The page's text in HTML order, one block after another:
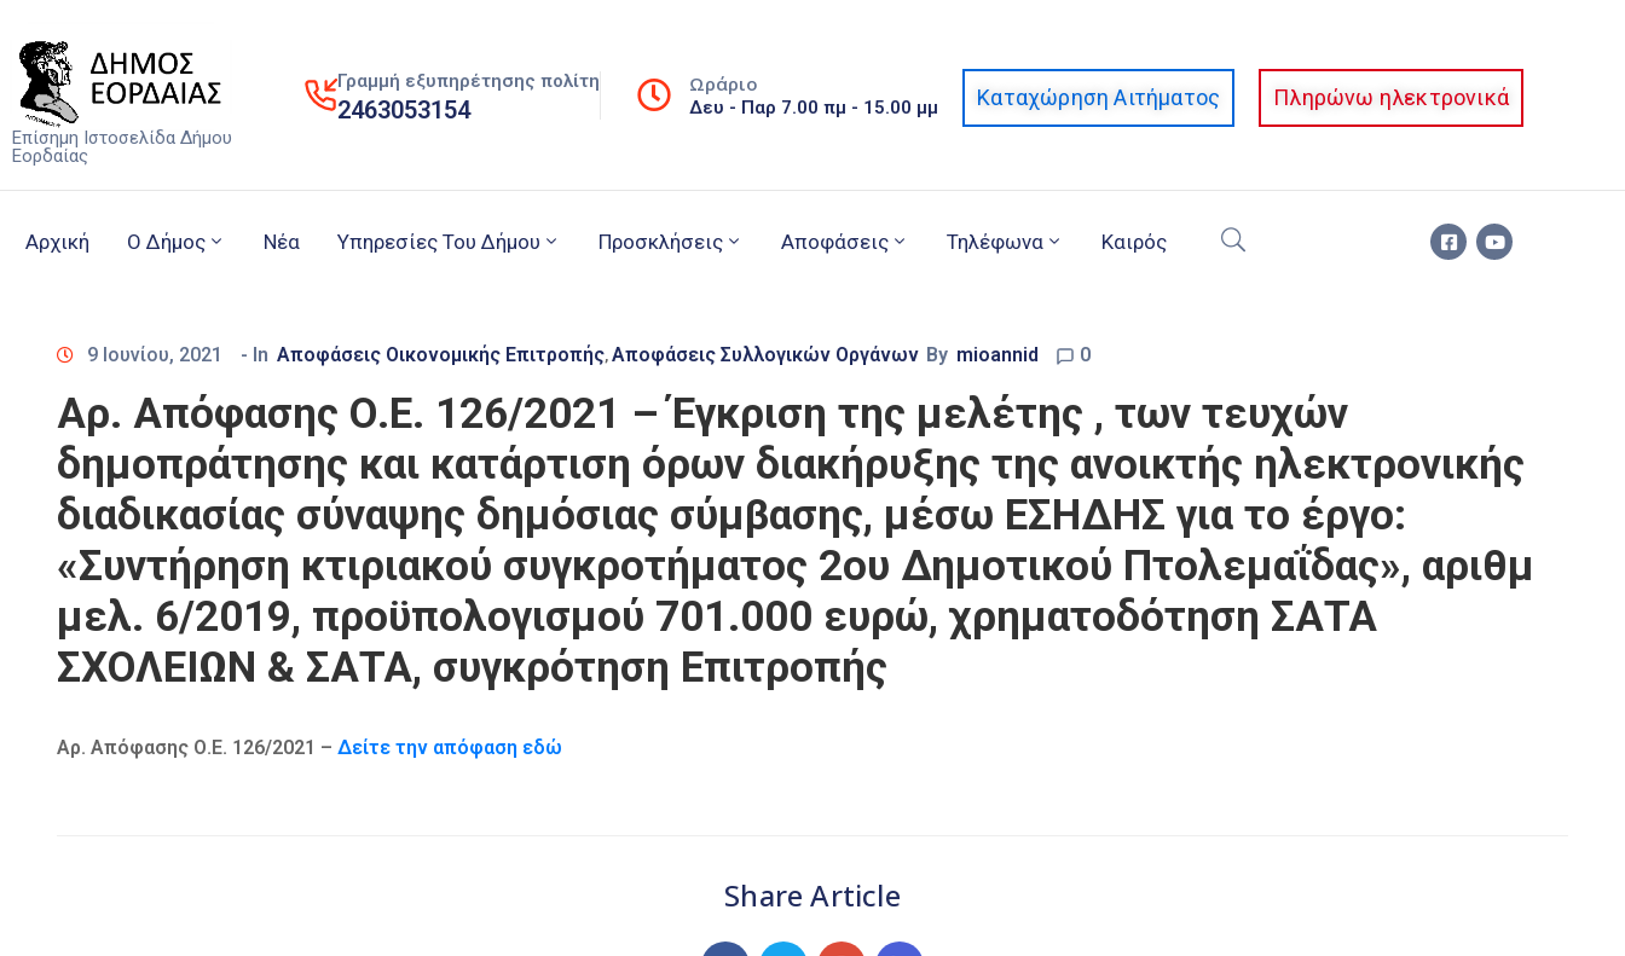
Επίσημη Ιστοσελίδα Δήμου
Εορδαίας
Γραμμή εξυπηρέτησης πολίτη
2463053154
Ωράριο
Δευ - Παρ 7.00 πμ - 15.00 μμ Καταχώρηση Αιτήματος Πληρώνω ηλεκτρονικά
Αρχική Ο Δήμος Νέα Υπηρεσίες Του Δήμου Προσκλήσεις Αποφάσεις Τηλέφωνα Καιρός
9 Ιουνίου, 2021 - In Αποφάσεις Οικονομικής Επιτροπής‚Αποφάσεις Συλλογικών Οργάνων By mioannid 0
Αρ. Απόφασης Ο.Ε. 126/2021 – Έγκριση της μελέτης , των τευχών
δημοπράτησης και κατάρτιση όρων διακήρυξης της ανοικτής ηλεκτρονικής
διαδικασίας σύναψης δημόσιας σύμβασης, μέσω ΕΣΗΔΗΣ για το έργο:
«Συντήρηση κτιριακού συγκροτήματος 2ου Δημοτικού Πτολεμαΐδας», αριθμ
μελ. 6/2019, προϋπολογισμού 701.000 ευρώ, χρηματοδότηση ΣΑΤΑ
ΣΧΟΛΕΙΩΝ & ΣΑΤΑ, συγκρότηση Επιτροπής
Αρ. Απόφασης Ο.Ε. 126/2021 – Δείτε την απόφαση εδώ
Share Article